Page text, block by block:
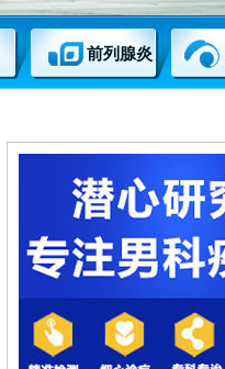
前列腺炎